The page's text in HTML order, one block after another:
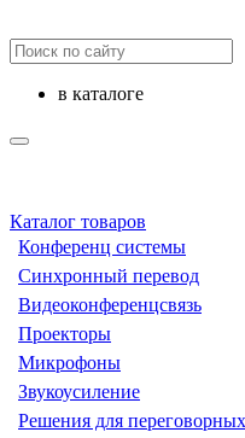
в каталоге
Каталог товаров
Конференц системы
Синхронный перевод
Видеоконференцсвязь
Проекторы
Микрофоны
Звукоусиление
Решения для